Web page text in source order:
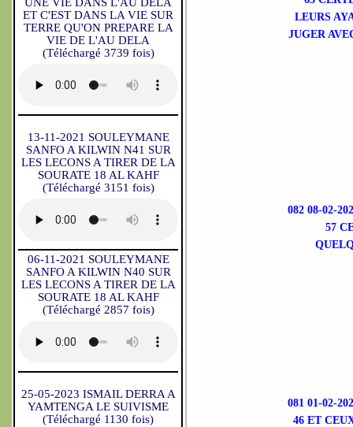
ET C'EST DANS LA VIE SUR
TERRE QU'ON PREPARE LA
VIE DE L'AU DELA
(Téléchargé 3739 fois)
13-11-2021 SOULEYMANE
SANFO A KILWIN N41 SUR
LES LECONS A TIRER DE LA
SOURATE 18 AL KAHF
(Téléchargé 3151 fois)
06-11-2021 SOULEYMANE
SANFO A KILWIN N40 SUR
LES LECONS A TIRER DE LA
SOURATE 18 AL KAHF
(Téléchargé 2857 fois)
25-05-2023 ISMAIL DERRA A
YAMTENGA LE SUIVISME
(Téléchargé 1130 fois)
LEURS
JUGER
082 08-02-
57
081 01-02-
46 ET